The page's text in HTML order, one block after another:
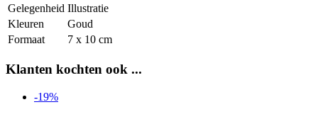
Gelegenheid Illustratie
Kleuren
Goud
Formaat
7 x 10 cm
Klanten kochten ook ...
-19%